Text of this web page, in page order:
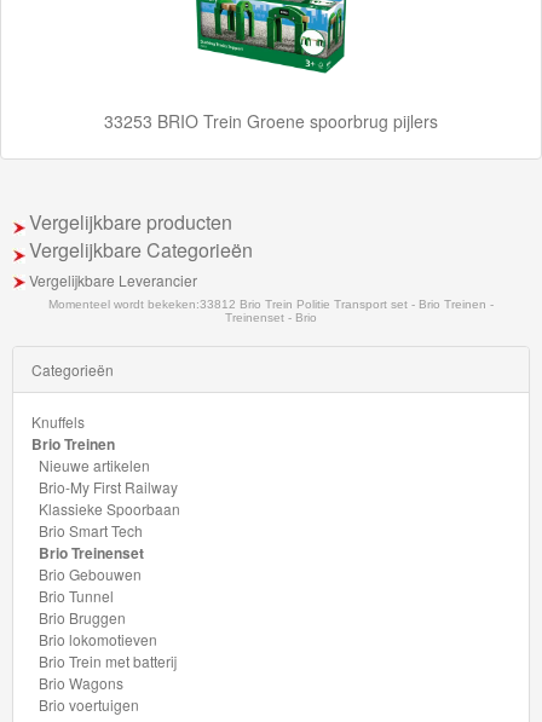
Thomas
Pre-
Chuggington
Hot
Wheels
Majorette
autos
Siku
GraviTrax
Little
Dutch
Super
33253 BRIO Trein Groene spoorbrug pijlers
Vergelijkbare producten
Vergelijkbare Categorieën
Vergelijkbare Leverancier
Momenteel wordt bekeken:33812 Brio Trein Politie Transport set - Brio Treinen -
Treinenset - Brio
Categorieën
Knuffels
Brio Treinen
Nieuwe artikelen
Brio-My First Railway
Klassieke Spoorbaan
Brio Smart Tech
Brio Treinenset
Brio Gebouwen
Brio Tunnel
Brio Bruggen
Brio lokomotieven
Brio Trein met batterij
Brio Wagons
Brio voertuigen